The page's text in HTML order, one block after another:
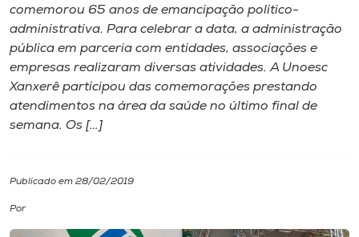
I.nova
Diplomados
Cultura
Biblioteca
comemorou 65 anos de emancipação político-
administrativa. Para celebrar a data, a administração
pública em parceria com entidades, associações e
empresas realizaram diversas atividades. A Unoesc
Xanxerê participou das comemorações prestando
atendimentos na área da saúde no último final de
semana. Os […]
Publicado em 28/02/2019
Por